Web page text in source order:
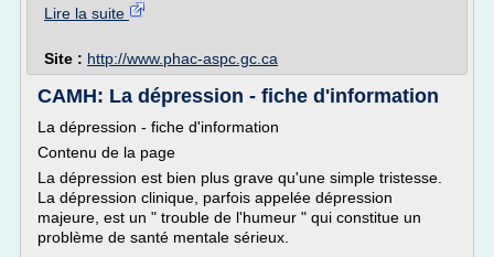
Lire la suite
Site : http://www.phac-aspc.gc.ca
CAMH: La dépression - fiche d'information
La dépression - fiche d'information
Contenu de la page
La dépression est bien plus grave qu'une simple tristesse.
La dépression clinique, parfois appelée dépression
majeure, est un " trouble de l'humeur " qui constitue un
problème de santé mentale sérieux.